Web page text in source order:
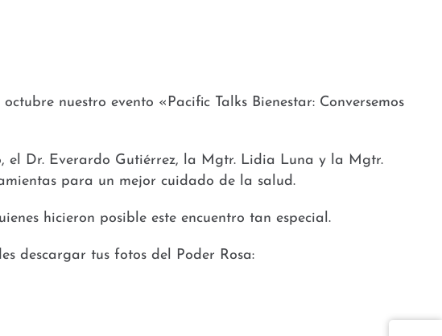
nuestro evento «Pacific Talks Bienestar: Conversemos
el Dr. Everardo Gutiérrez, la Mgtr. Lidia Luna y la Mgtr.
para un mejor cuidado de la salud.
hicieron posible este encuentro tan especial.
descargar tus fotos del Poder Rosa: